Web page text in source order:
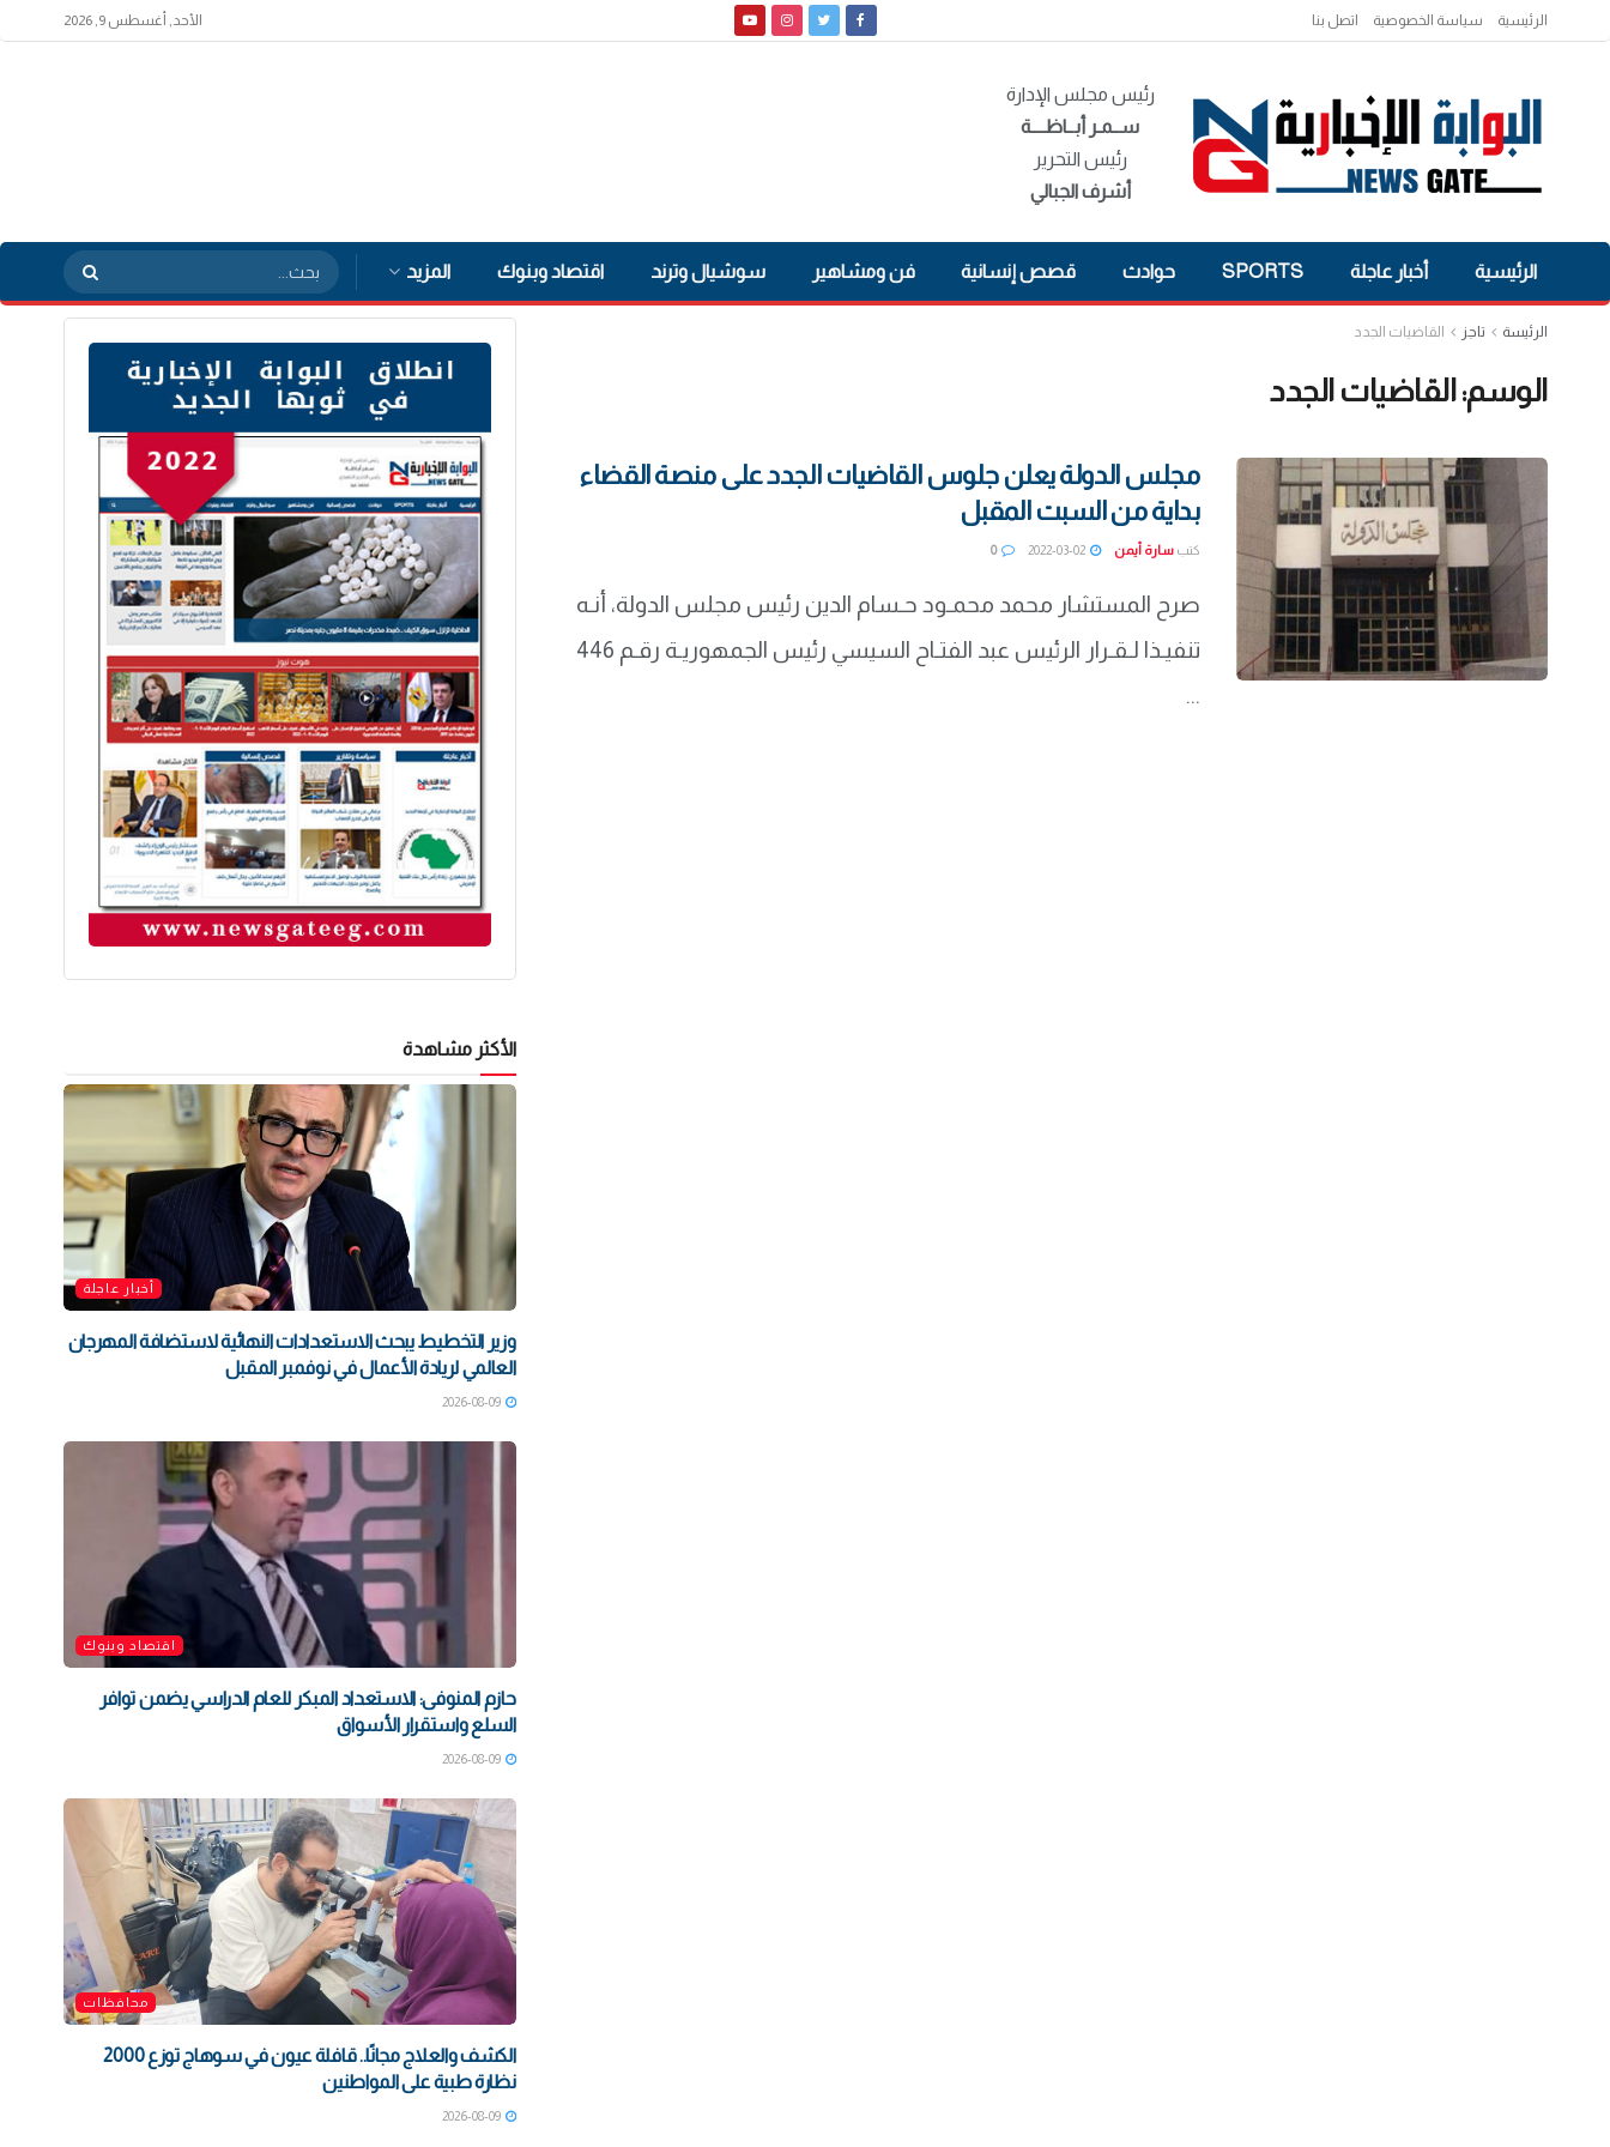
الرئيسية سياسة الخصوصية اتصل بنا الأحد, أغسطس 9, 2026
رئيس مجلس الإدارة
ســمـر أبــاظــــة
رئيس التحرير
أشرف الجبالي
الرئيسية أخبار عاجلة SPORTS حوادث قصص إنسانية فن ومشاهير سوشيال وترند اقتصاد وبنوك المزيد
الرئيسة تاجز القاضيات الجدد
الوسم: القاضيات الجدد
مجلس الدولة يعلن جلوس القاضيات الجدد على منصة القضاء
بداية من السبت المقبل
كتب سارة أيمن 2022-03-02
0
صرح المستشار محمد محمـود حـسام الدين رئيس مجلس الدولة، أنـه
تنفيـذا لـقـرار الرئيس عبد الفتـاح السيسي رئيس الجمهوريـة رقـم 446
...
الأكثر مشاهدة
أخبار عاجلة
وزير التخطيط يبحث الاستعدادات النهائية لاستضافة المهرجان
العالمي لريادة الأعمال في نوفمبر المقبل
2026-08-09
اقتصاد وبنوك
حازم المنوفى: الاستعداد المبكر للعام الدراسي يضمن توافر
السلع واستقرار الأسواق
2026-08-09
محافظات
الكشف والعلاج مجانًا.. قافلة عيون في سوهاج توزع 2000
نظارة طبية على المواطنين
2026-08-09